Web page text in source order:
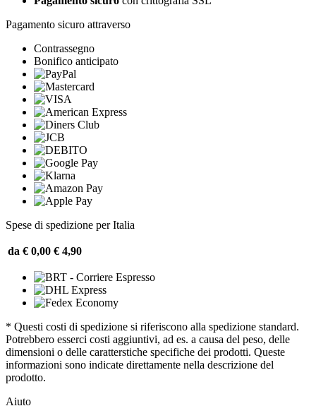
Pagamento sicuro attraverso
Contrassegno
Bonifico anticipato
Spese di spedizione per Italia
da € 0,00 € 4,90
* Questi costi di spedizione si riferiscono alla spedizione standard.
Potrebbero esserci costi aggiuntivi, ad es. a causa del peso, delle
dimensioni o delle caratterstiche specifiche dei prodotti. Queste
informazioni sono indicate direttamente nella descrizione del
prodotto.
Aiuto